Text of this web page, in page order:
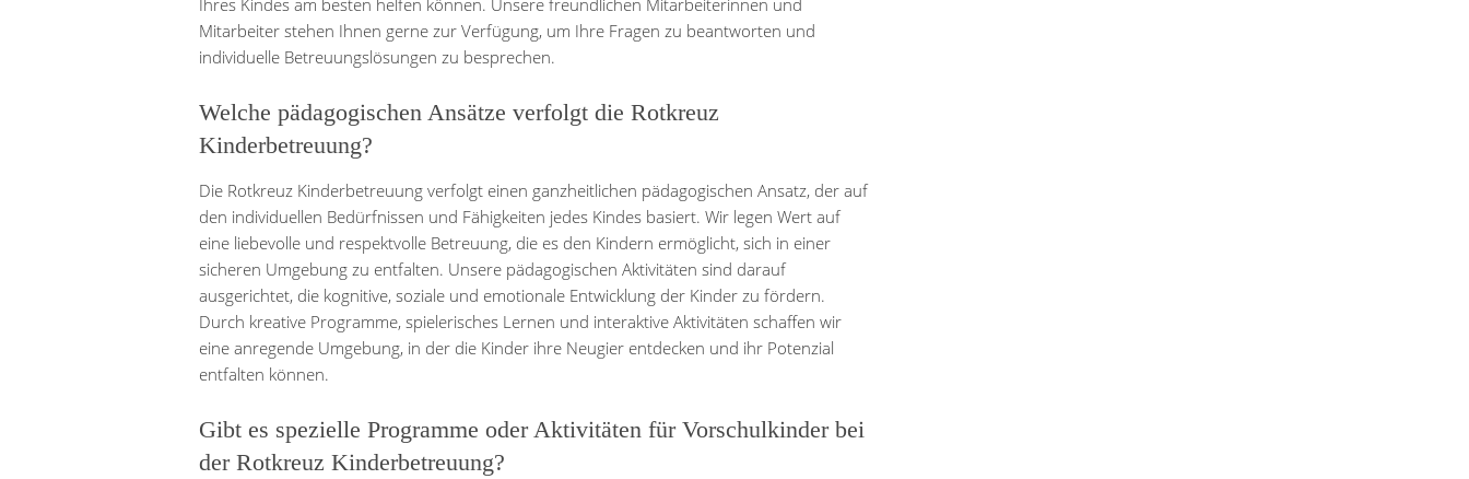
Ihres Kindes am besten helfen können. Unsere freundlichen Mitarbeiterinnen und
Mitarbeiter stehen Ihnen gerne zur Verfügung, um Ihre Fragen zu beantworten und
individuelle Betreuungslösungen zu besprechen.
Welche pädagogischen Ansätze verfolgt die Rotkreuz
Kinderbetreuung?
Die Rotkreuz Kinderbetreuung verfolgt einen ganzheitlichen pädagogischen Ansatz, der auf
den individuellen Bedürfnissen und Fähigkeiten jedes Kindes basiert. Wir legen Wert auf
eine liebevolle und respektvolle Betreuung, die es den Kindern ermöglicht, sich in einer
sicheren Umgebung zu entfalten. Unsere pädagogischen Aktivitäten sind darauf
ausgerichtet, die kognitive, soziale und emotionale Entwicklung der Kinder zu fördern.
Durch kreative Programme, spielerisches Lernen und interaktive Aktivitäten schaffen wir
eine anregende Umgebung, in der die Kinder ihre Neugier entdecken und ihr Potenzial
entfalten können.
Gibt es spezielle Programme oder Aktivitäten für Vorschulkinder bei
der Rotkreuz Kinderbetreuung?